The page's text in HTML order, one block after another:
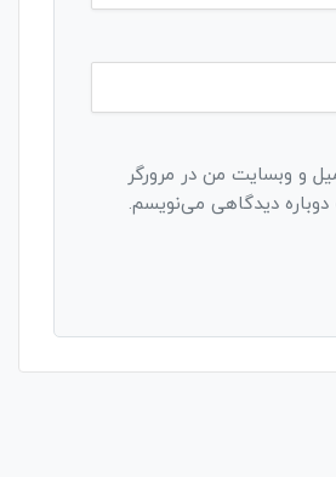
و وبسایت من در مرورگر
دوباره دیدگاهی می‌نویسم.